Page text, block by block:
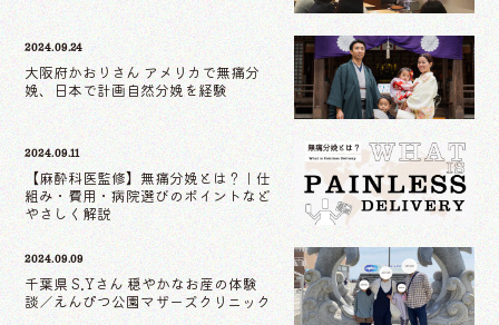
2024.09.24
大阪府かおりさん アメリカで無痛分
娩、日本で計画自然分娩を経験
2024.09.11
【麻酔科医監修】無痛分娩とは？｜仕
組み・費用・病院選びのポイントなど
やさしく解説
2024.09.09
千葉県 S.Yさん 穏やかなお産の体験
談／えんぴつ公園マザーズクリニック